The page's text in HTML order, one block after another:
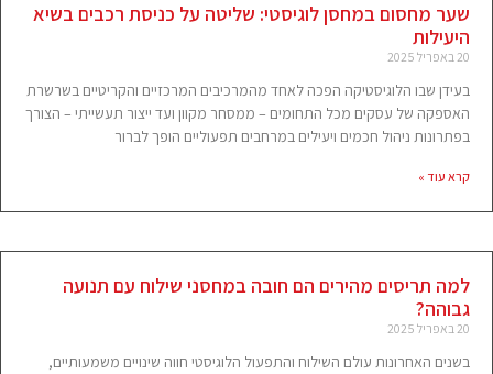
שער מחסום במחסן לוגיסטי: שליטה על כניסת רכבים בשיא
היעילות
20 באפריל 2025
בעידן שבו הלוגיסטיקה הפכה לאחד מהמרכיבים המרכזיים והקריטיים בשרשרת
האספקה של עסקים מכל התחומים – ממסחר מקוון ועד ייצור תעשייתי – הצורך
בפתרונות ניהול חכמים ויעילים במרחבים תפעוליים הופך לברור
קרא עוד »
למה תריסים מהירים הם חובה במחסני שילוח עם תנועה
גבוהה?
20 באפריל 2025
בשנים האחרונות עולם השילוח והתפעול הלוגיסטי חווה שינויים משמעותיים,